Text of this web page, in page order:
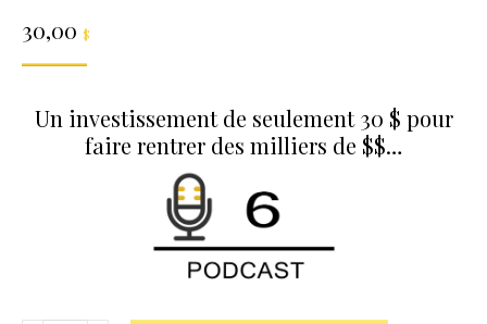
30,00 $
Un investissement de seulement 30 $ pour
faire rentrer des milliers de $$…